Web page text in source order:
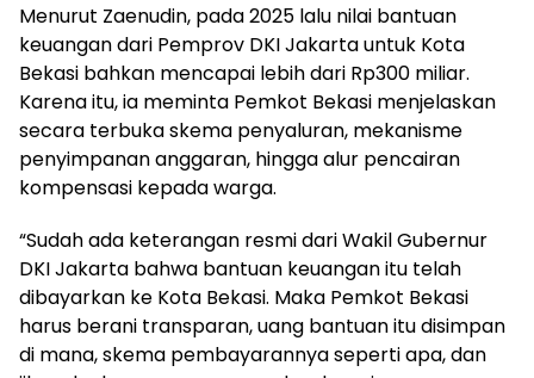
Menurut Zaenudin, pada 2025 lalu nilai bantuan
keuangan dari Pemprov DKI Jakarta untuk Kota
Bekasi bahkan mencapai lebih dari Rp300 miliar.
Karena itu, ia meminta Pemkot Bekasi menjelaskan
secara terbuka skema penyaluran, mekanisme
penyimpanan anggaran, hingga alur pencairan
kompensasi kepada warga.
“Sudah ada keterangan resmi dari Wakil Gubernur
DKI Jakarta bahwa bantuan keuangan itu telah
dibayarkan ke Kota Bekasi. Maka Pemkot Bekasi
harus berani transparan, uang bantuan itu disimpan
di mana, skema pembayarannya seperti apa, dan